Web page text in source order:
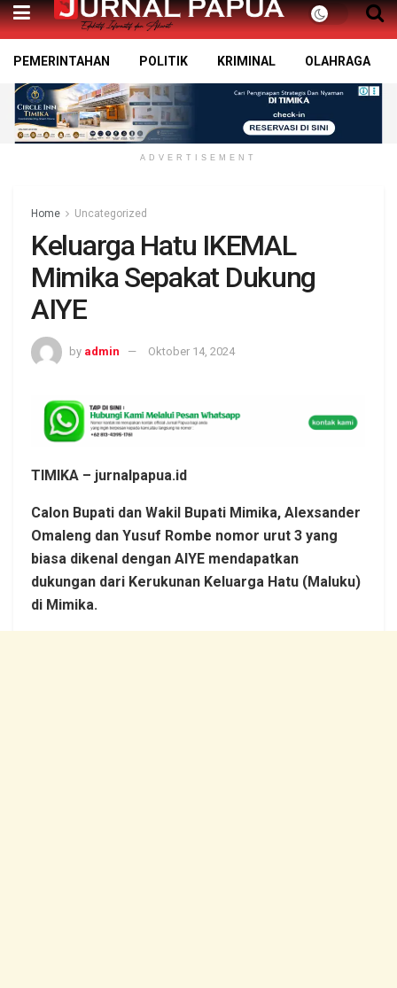
PEMERINTAHAN POLITIK KRIMINAL OLAHRAGA
ADVERTISEMENT
Home Uncategorized
Keluarga Hatu IKEMAL
Mimika Sepakat Dukung
AIYE
by admin Oktober 14, 2024
TIMIKA – jurnalpapua.id
Calon Bupati dan Wakil Bupati Mimika, Alexsander
Omaleng dan Yusuf Rombe nomor urut 3 yang
biasa dikenal dengan AIYE mendapatkan
dukungan dari Kerukunan Keluarga Hatu (Maluku)
di Mimika.